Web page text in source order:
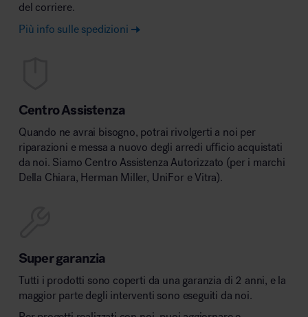
del corriere.
Più info sulle spedizioni
Centro Assistenza
Quando ne avrai bisogno, potrai rivolgerti a noi per
riparazioni e messa a nuovo degli arredi ufficio acquistati
da noi. Siamo Centro Assistenza Autorizzato (per i marchi
Della Chiara, Herman Miller, UniFor e Vitra).
Super garanzia
Tutti i prodotti sono coperti da una garanzia di 2 anni, e la
maggior parte degli interventi sono eseguiti da noi.